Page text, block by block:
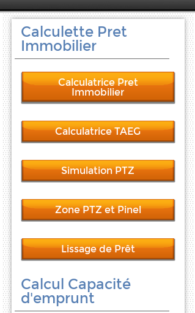
Calculette Pret
Immobilier
Calculatrice Pret
Immobilier
Calculatrice TAEG
Simulation PTZ
Zone PTZ et Pinel
Lissage de Prêt
Calcul Capacité
d'emprunt